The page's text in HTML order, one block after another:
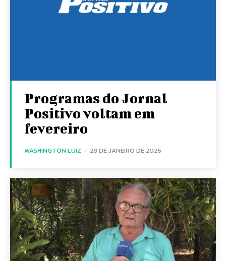
Programas do Jornal
Positivo voltam em
fevereiro
WASHINGTON LUIZ - 28 DE JANEIRO DE 2026